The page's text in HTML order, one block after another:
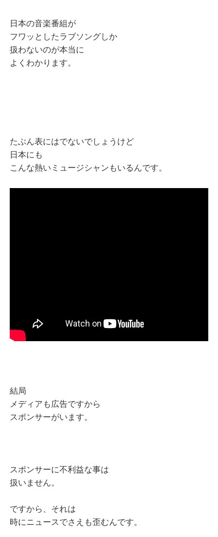
日本の音楽番組が
フワッとしたラブソングしか
扱わないのが本当に
よくわかります。
たぶん表にはでないでしょうけど
日本にも
こんな熱いミュージシャンもいるんです。
結局
メディアも広告ですから
スポンサーがいます。
スポンサーに不利益な事は
扱いません。
ですから、それは
時にニュースでさえも歪むんです。